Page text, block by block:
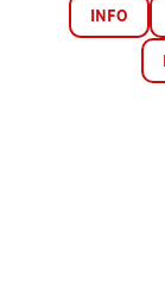
INFO